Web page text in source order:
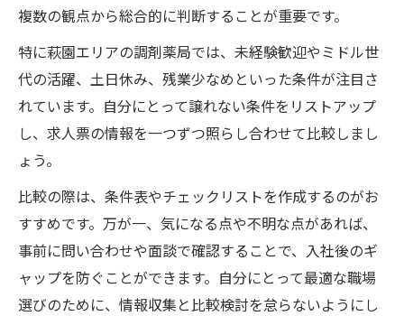
複数の観点から総合的に判断することが重要です。
特に萩園エリアの調剤薬局では、未経験歓迎やミドル世
代の活躍、土日休み、残業少なめといった条件が注目さ
れています。自分にとって譲れない条件をリストアップ
し、求人票の情報を一つずつ照らし合わせて比較しまし
ょう。
比較の際は、条件表やチェックリストを作成するのがお
すすめです。万が一、気になる点や不明な点があれば、
事前に問い合わせや面談で確認することで、入社後のギ
ャップを防ぐことができます。自分にとって最適な職場
選びのために、情報収集と比較検討を怠らないようにし